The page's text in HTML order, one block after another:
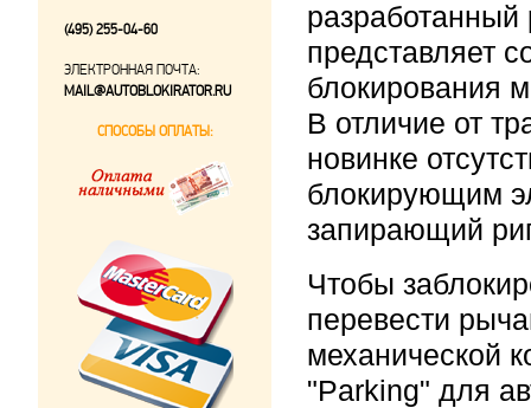
представляет
блокирования
В отличие от
новинке
блокирующим
запирающий
Чтобы
перевести
механической
"Parking" для
(495) 255-04-60
ЭЛЕКТРОННАЯ ПОЧТА:
MAIL@AUTOBLOKIRATOR.RU
СПОСОБЫ ОПЛАТЫ: